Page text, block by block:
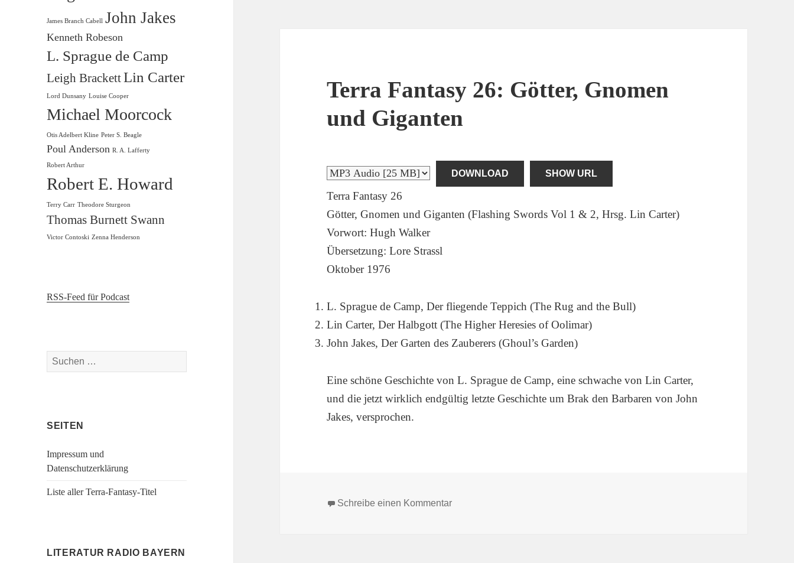
James Branch Cabell John Jakes
Kenneth Robeson
L. Sprague de Camp
Leigh BrackettLin Carter
Lord Dunsany Louise Cooper
Michael Moorcock
Otis Adelbert Kline Peter S. Beagle
Poul Anderson R. A. Lafferty
Robert Arthur
Robert E. Howard
Terry Carr Theodore Sturgeon
Thomas Burnett Swann
Victor Contoski Zenna Henderson
RSS-Feed für Podcast
Suchen
nach:
SEITEN
Impressum und
Datenschutzerklärung
Liste aller Terra-Fantasy-Titel
LITERATUR RADIO BAYERN
Terra Fantasy 26: Götter, Gnomen
und Giganten
DOWNLOAD SHOW URL
Terra Fantasy 26
Götter, Gnomen und Giganten (Flashing Swords Vol 1 & 2, Hrsg. Lin Carter)
Vorwort: Hugh Walker
Übersetzung: Lore Strassl
Oktober 1976
L. Sprague de Camp, Der fliegende Teppich (The Rug and the Bull)
Lin Carter, Der Halbgott (The Higher Heresies of Oolimar)
John Jakes, Der Garten des Zauberers (Ghoul’s Garden)
Eine schöne Geschichte von L. Sprague de Camp, eine schwache von Lin Carter,
und die jetzt wirklich endgültig letzte Geschichte um Brak den Barbaren von John
Jakes, versprochen.
Schreibe einen Kommentarzu Terra Fantasy 26: Götter, Gnomen und Giganten